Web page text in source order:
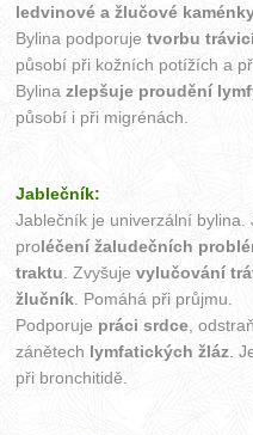
ledvinové a žlučové
Bylina podporujetvorbu
působí při kožních potížích a
Bylinazlepšuje proudění
působí i při migrénách.
Jablečník:
Jablečník je univerzální
proléčení žaludečních
traktu . Zvyšujevylučování
žlučník . Pomáhá při průjmu.
Podporuje práci srdce ,
zánětech lymfatických žláz .
při bronchitidě.